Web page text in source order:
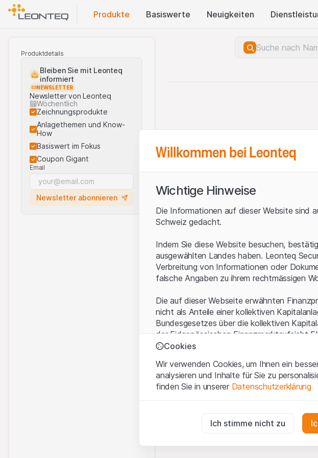
Produkte Basis​werte Neuigkeiten
Produktdetails
Bleiben Sie mit Leonteq
informiert
NEWSLETTER
Newsletter von Leonteq
Wöchentlich
Zeichnungsprodukte
Anlagethemen und Know-
How
Basiswert im Fokus
Coupon Gigant
Email
Newsletter abonnieren
Willkommen bei Leonteq
Wichtige Hinweise
Die Informationen auf dieser Website sind
Schweiz gedacht.
Indem Sie diese Website besuchen,
ausgewählten Landes haben. Leonteq
Verbreitung von Informationen oder
falsche Angaben zu ihrem rechtmässigen
Die auf dieser Webseite erwähnten
nicht als Anteile einer kollektiven
Bundesgesetzes über die kollektiven
der Eidgenössischen Finanzmarktaufsicht
KAG vermittelten spezifischen Anlegerschutz.
Anwendungsbedingungen und
Mit dem Zugriff auf diese Website der
rechtlichen Informationen und die wichtigen
Sämtliche Immaterialgüterrechte (wie z.B.
Cookies
Wir verwenden Cookies, um Ihnen ein
analysieren und Inhalte für Sie zu
finden Sie in unserer Datenschutzerklärung
Diese Cookies sind für die Website
Ich stimme nicht zu